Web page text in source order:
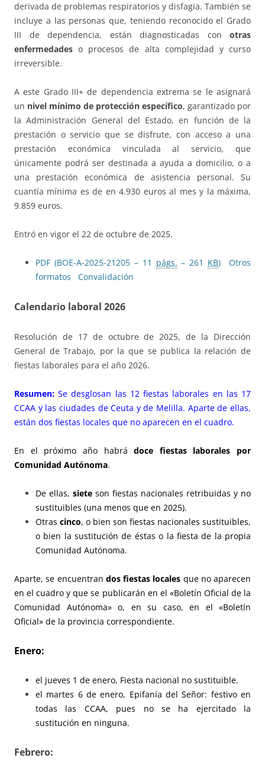
derivada de problemas respiratorios y disfagia. También se
incluye a las personas que, teniendo reconocido el Grado
III de dependencia, están diagnosticadas con otras
enfermedades o procesos de alta complejidad y curso
irreversible.
A este Grado III+ de dependencia extrema se le asignará
un nivel mínimo de protección específico, garantizado por
la Administración General del Estado, en función de la
prestación o servicio que se disfrute, con acceso a una
prestación económica vinculada al servicio, que
únicamente podrá ser destinada a ayuda a domicilio, o a
una prestación económica de asistencia personal. Su
cuantía mínima es de en 4.930 euros al mes y la máxima,
9.859 euros.
Entró en vigor el 22 de octubre de 2025.
PDF (BOE-A-2025-21205 – 11 págs. – 261 KB)
Otros
formatos
Convalidación
Calendario laboral 2026
Resolución de 17 de octubre de 2025, de la Dirección
General de Trabajo, por la que se publica la relación de
fiestas laborales para el año 2026.
Resumen: Se desglosan las 12 fiestas laborales en las 17
CCAA y las ciudades de Ceuta y de Melilla. Aparte de ellas,
están dos fiestas locales que no aparecen en el cuadro.
En el próximo año habrádoce fiestas laborales por
Comunidad Autónoma.
De ellas, siete son fiestas nacionales retribuidas y no
sustituibles (una menos que en 2025).
Otras cinco, o bien son fiestas nacionales sustituibles,
o bien la sustitución de éstas o la fiesta de la propia
Comunidad Autónoma.
Aparte, se encuentran dos fiestas locales que no aparecen
en el cuadro y que se publicarán en el «Boletín Oficial de la
Comunidad Autónoma» o, en su caso, en el «Boletín
Oficial» de la provincia correspondiente.
Enero:
el jueves 1 de enero, Fiesta nacional no sustituible.
el martes 6 de enero, Epifanía del Señor: festivo en
todas las CCAA, pues no se ha ejercitado la
sustitución en ninguna.
Febrero: